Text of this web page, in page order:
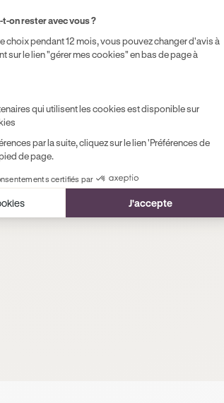
on rester avec vous ?
choix pendant 12 mois, vous pouvez changer d'avis à
sur le lien "gérer mes cookies" en bas de page à
qui utilisent les cookies est disponible sur
par la suite, cliquez sur le lien 'Préférences de
de page.
certifiés par
J'accepte
Axeptio consent